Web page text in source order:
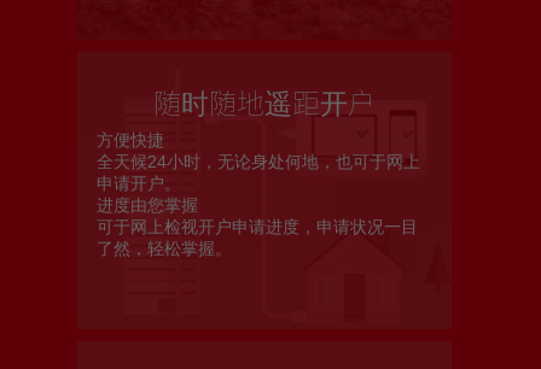
网络安全意识
随时随地遥距开户
方便快捷
全天候24小时，无论身处何地，也可于网上
申请开户。
进度由您掌握
可于网上检视开户申请进度，申请状况一目
了然，轻松掌握。